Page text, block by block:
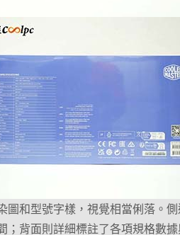
圖和型號字樣，視覺相當俐落。
；背面則詳細標註了各項規格數